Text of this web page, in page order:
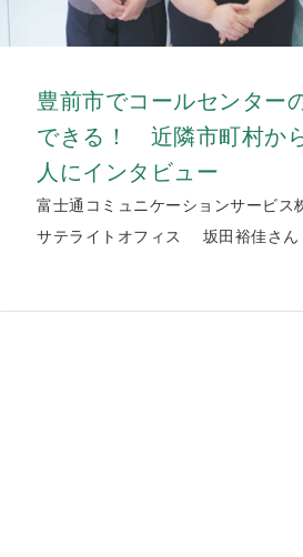
豊前市でコールセンター
できる！ 近隣市町村か
人にインタビュー
富士通コミュニケーションサービ
サテライトオフィス 坂田裕佳さ